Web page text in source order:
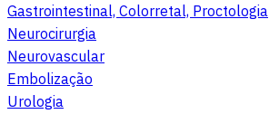
Gastrointestinal, Colorretal, Proctologia
Neurocirurgia
Neurovascular
Embolização
Urologia